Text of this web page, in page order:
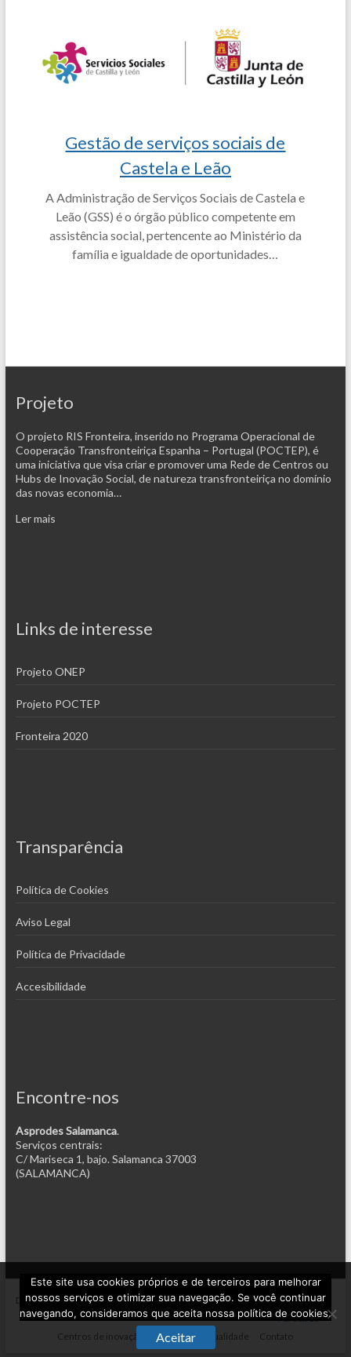
Gestão de serviços sociais de
Castela e Leão
A Administração de Serviços Sociais de Castela e
Leão (GSS) é o órgão público competente em
assistência social, pertencente ao Ministério da
família e igualdade de oportunidades…
Projeto
O projeto RIS Fronteira, inserido no Programa Operacional de
Cooperação Transfronteiriça Espanha – Portugal (POCTEP), é
uma iniciativa que visa criar e promover uma Rede de Centros ou
Hubs de Inovação Social, de natureza transfronteiriça no domínio
das novas economia…
Ler mais
Links de interesse
Projeto ONEP
Projeto POCTEP
Fronteira 2020
Transparência
Política de Cookies
Aviso Legal
Política de Privacidade
Accesibilidade
Encontre-nos
Asprodes Salamanca.
Serviços centrais:
C/ Mariseca 1, bajo. Salamanca 37003
(SALAMANCA)
Desenhado por um projeto de Casa
Projeto
Parceiros
Centros de inovação
Fronteira Atualidade Contato
Este site usa cookies próprios e de terceiros para melhorar
nossos serviços e otimizar sua navegação. Se você continuar
navegando, consideramos que aceita nossa política de cookies.
Aceitar